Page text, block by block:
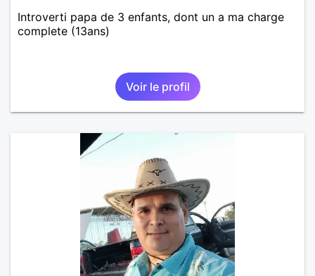
Introverti papa de 3 enfants, dont un a ma charge
complete (13ans)
Voir le profil